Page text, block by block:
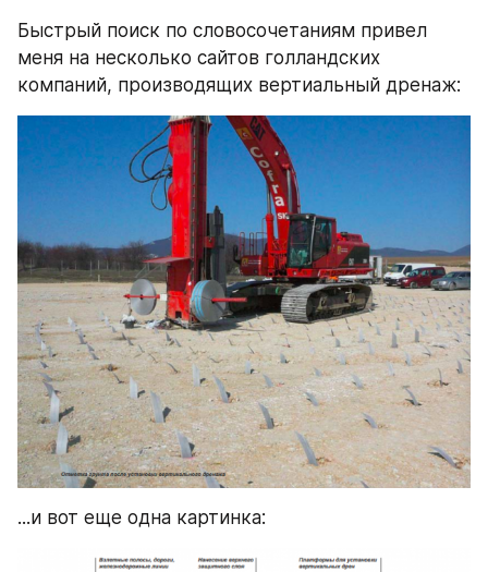
Быстрый поиск по словосочетаниям привел
меня на несколько сайтов голландских
компаний, производящих вертиальный дренаж:
...и вот еще одна картинка: